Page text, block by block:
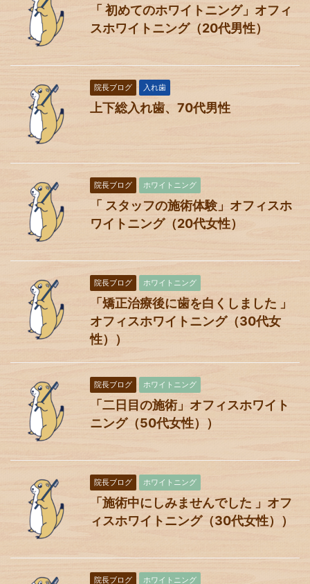
「 初めてのホワイトニング」オフィ
スホワイトニング（20代男性）
院長ブログ 入れ歯
上下総入れ歯、70代男性
院長ブログ ホワイトニング
「 スタッフの施術体験」オフィスホ
ワイトニング（20代女性）
院長ブログ ホワイトニング
「矯正治療後に歯を白くしました 」
オフィスホワイトニング（30代女
性））
院長ブログ ホワイトニング
「二日目の施術」オフィスホワイト
ニング（50代女性））
院長ブログ ホワイトニング
「施術中にしみませんでした 」オフ
ィスホワイトニング（30代女性））
院長ブログ ホワイトニング